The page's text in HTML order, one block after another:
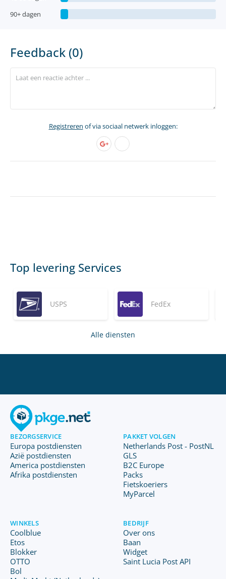
90+ dagen
Feedback (0)
Registreren of via sociaal netwerk inloggen:
Top levering Services
USPS FedEx
Alle diensten
BEZORGSERVICE
Europa postdiensten
Azië postdiensten
America postdiensten
Afrika postdiensten
PAKKET VOLGEN
Netherlands Post - PostNL
GLS
B2C Europe
Packs
Fietskoeriers
MyParcel
WINKELS
Coolblue
Etos
Blokker
OTTO
Bol
BEDRIJF
Over ons
Baan
Widget
Saint Lucia Post API